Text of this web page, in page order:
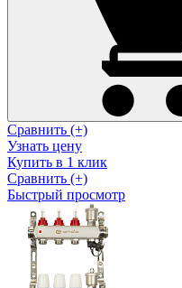
Сравнить (+)
Узнать цену
Купить в 1 клик
Сравнить (+)
Быстрый просмотр